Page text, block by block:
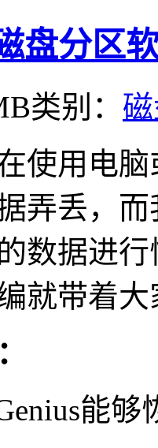
盘分区
类别：
用电脑
弄丢，
数据进
就带着
能够